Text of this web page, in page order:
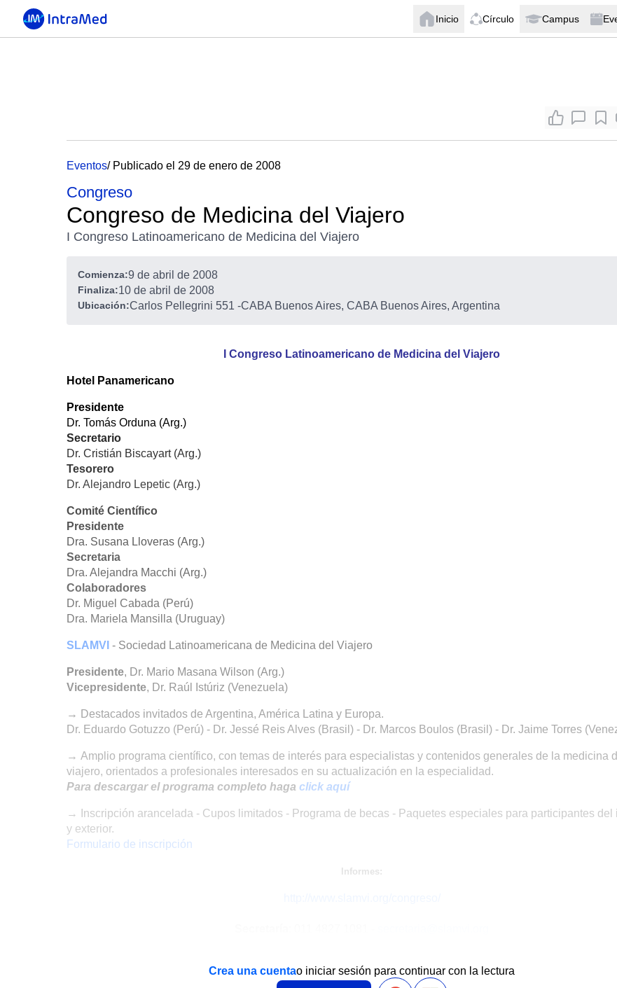
Inicio Círculo Campus
Eventos/ Publicado el 29 de enero de 2008
Congreso
Congreso de Medicina del Viajero
I Congreso Latinoamericano de Medicina del Viajero
Comienza:9 de abril de 2008
Finaliza:10 de abril de 2008
Ubicación:Carlos Pellegrini 551 -CABA Buenos Aires, CABA Buenos Aires, Argentina
I Congreso Latinoamericano de Medicina del Viajero
Hotel Panamericano
Presidente
Dr. Tomás Orduna (Arg.)
Secretario
Dr. Cristián Biscayart (Arg.)
Tesorero
Dr. Alejandro Lepetic (Arg.)
Comité Científico
Presidente
Dra. Susana Lloveras (Arg.)
Secretaria
Dra. Alejandra Macchi (Arg.)
Colaboradores
Dr. Miguel Cabada (Perú)
Dra. Mariela Mansilla (Uruguay)
SLAMVI - Sociedad Latinoamericana de Medicina del Viajero
Presidente, Dr. Mario Masana Wilson (Arg.)
Vicepresidente, Dr. Raúl Istúriz (Venezuela)
→ Destacados invitados de Argentina, América Latina y Europa.
Dr. Eduardo Gotuzzo (Perú) - Dr. Jessé Reis Alves (Brasil) - Dr. Marcos Boulos (Brasil) - Dr. Jaime Torres
→ Amplio programa científico, con temas de interés para especialistas y contenidos generales de la medicina
viajero, orientados a profesionales interesados en su actualización en la especialidad.
Para descargar el programa completo haga click aquí
→ Inscripción arancelada - Cupos limitados - Programa de becas - Paquetes especiales para participantes del
y exterior.
Formulario de inscripción
Informes:
Crea una cuentao iniciar sesión para continuar con la lectura